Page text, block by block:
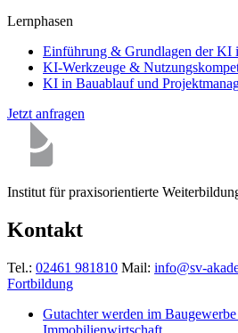
Lernphasen
Einführung & Grundlagen der KI
KI-Werkzeuge &
KI in Bauablauf und
Jetzt anfragen
Institut für praxisorientierte
Kontakt
Tel.: 02461 981810 Mail: info@sv-
Fortbildung
Gutachter werden im
Immobilienwirtschaft